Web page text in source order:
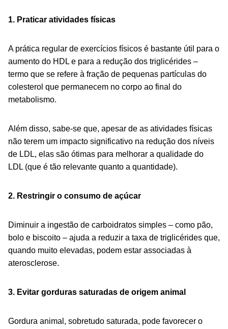
1. Praticar atividades físicas
A prática regular de exercícios físicos é bastante útil para o
aumento do HDL e para a redução dos triglicérides –
termo que se refere à fração de pequenas partículas do
colesterol que permanecem no corpo ao final do
metabolismo.
Além disso, sabe-se que, apesar de as atividades físicas
não terem um impacto significativo na redução dos níveis
de LDL, elas são ótimas para melhorar a qualidade do
LDL (que é tão relevante quanto a quantidade).
2. Restringir o consumo de açúcar
Diminuir a ingestão de carboidratos simples – como pão,
bolo e biscoito – ajuda a reduzir a taxa de triglicérides que,
quando muito elevadas, podem estar associadas à
aterosclerose.
3. Evitar gorduras saturadas de origem animal
Gordura animal, sobretudo saturada, pode favorecer o